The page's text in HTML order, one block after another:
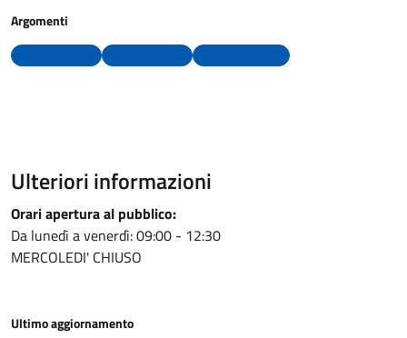
Argomenti
Ulteriori informazioni
Orari apertura al pubblico:
Da lunedì a venerdì: 09:00 - 12:30
MERCOLEDI' CHIUSO
Ultimo aggiornamento